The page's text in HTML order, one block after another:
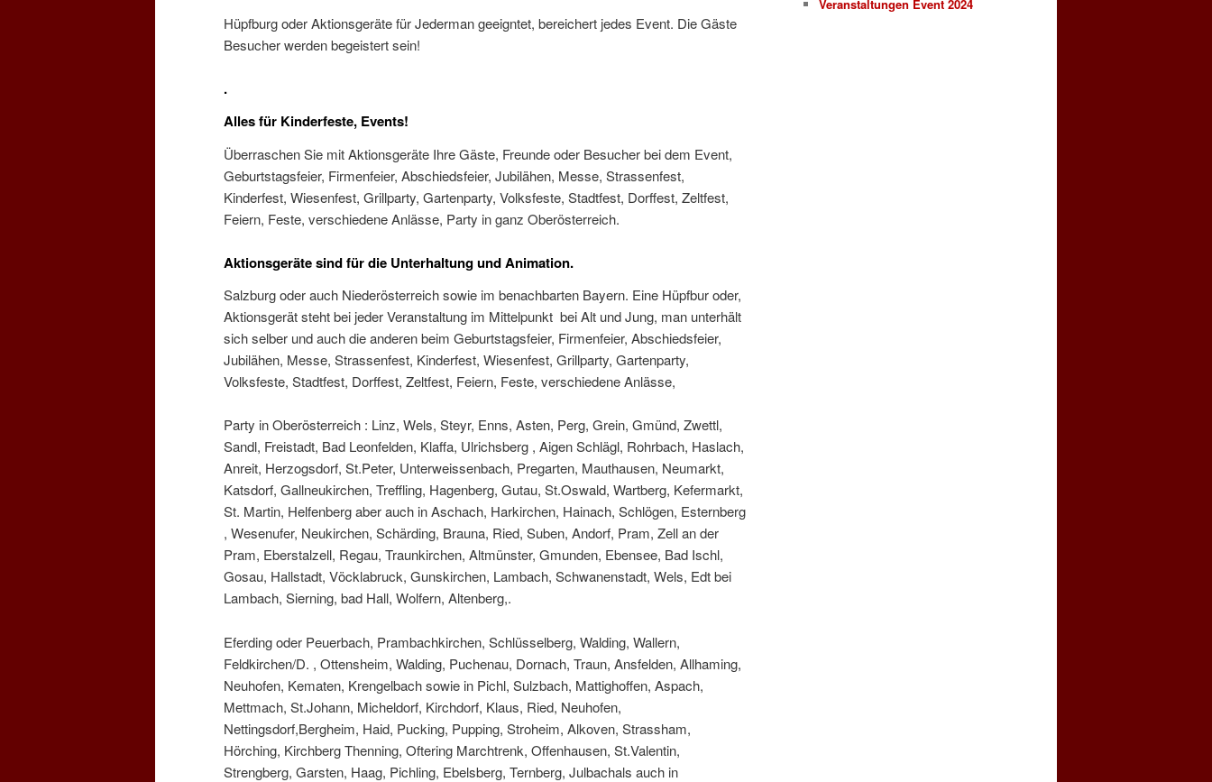
Hüpfburg oder Aktionsgeräte für Jederman geeigntet, bereichert jedes Event. Die Gäste
Besucher werden begeistert sein!
.
Alles für Kinderfeste, Events!
Überraschen Sie mit Aktionsgeräte Ihre Gäste, Freunde oder Besucher bei dem Event,
Geburtstagsfeier, Firmenfeier, Abschiedsfeier, Jubilähen, Messe, Strassenfest,
Kinderfest, Wiesenfest, Grillparty, Gartenparty, Volksfeste, Stadtfest, Dorffest, Zeltfest,
Feiern, Feste, verschiedene Anlässe, Party in ganz Oberösterreich.
Aktionsgeräte sind für die Unterhaltung und Animation.
Salzburg oder auch Niederösterreich sowie im benachbarten Bayern. Eine Hüpfbur oder,
Aktionsgerät steht bei jeder Veranstaltung im Mittelpunkt bei Alt und Jung, man unterhält
sich selber und auch die anderen beim Geburtstagsfeier, Firmenfeier, Abschiedsfeier,
Jubilähen, Messe, Strassenfest, Kinderfest, Wiesenfest, Grillparty, Gartenparty,
Volksfeste, Stadtfest, Dorffest, Zeltfest, Feiern, Feste, verschiedene Anlässe,
Party in Oberösterreich : Linz, Wels, Steyr, Enns, Asten, Perg, Grein, Gmünd, Zwettl,
Sandl, Freistadt, Bad Leonfelden, Klaffa, Ulrichsberg , Aigen Schlägl, Rohrbach, Haslach,
Anreit, Herzogsdorf, St.Peter, Unterweissenbach, Pregarten, Mauthausen, Neumarkt,
Katsdorf, Gallneukirchen, Treffling, Hagenberg, Gutau, St.Oswald, Wartberg, Kefermarkt,
St. Martin, Helfenberg aber auch in Aschach, Harkirchen, Hainach, Schlögen, Esternberg
, Wesenufer, Neukirchen, Schärding, Brauna, Ried, Suben, Andorf, Pram, Zell an der
Pram, Eberstalzell, Regau, Traunkirchen, Altmünster, Gmunden, Ebensee, Bad Ischl,
Gosau, Hallstadt, Vöcklabruck, Gunskirchen, Lambach, Schwanenstadt, Wels, Edt bei
Lambach, Sierning, bad Hall, Wolfern, Altenberg,.
Eferding oder Peuerbach, Prambachkirchen, Schlüsselberg, Walding, Wallern,
Feldkirchen/D. , Ottensheim, Walding, Puchenau, Dornach, Traun, Ansfelden, Allhaming,
Neuhofen, Kematen, Krengelbach sowie in Pichl, Sulzbach, Mattighoffen, Aspach,
Mettmach, St.Johann, Micheldorf, Kirchdorf, Klaus, Ried, Neuhofen,
Nettingsdorf,Bergheim, Haid, Pucking, Pupping, Stroheim, Alkoven, Strassham,
Hörching, Kirchberg Thenning, Oftering Marchtrenk, Offenhausen, St.Valentin,
Strengberg, Garsten, Haag, Pichling, Ebelsberg, Ternberg, Julbachals auch in
Veranstaltungen Event 2024